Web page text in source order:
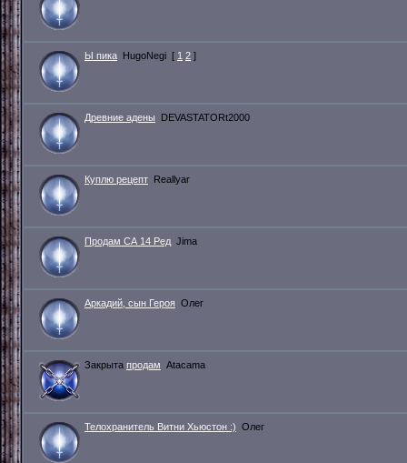
Ы пика HugoNegi [ 1 2 ]
Древние адены DEVASTATORt2000
Куплю рецепт Reallyar
Продам СА 14 Ред Jima
Аркадий, сын Героя Олег
Закрыта продaм Atacama
Телохранитель Витни Хьюстон :) Олег